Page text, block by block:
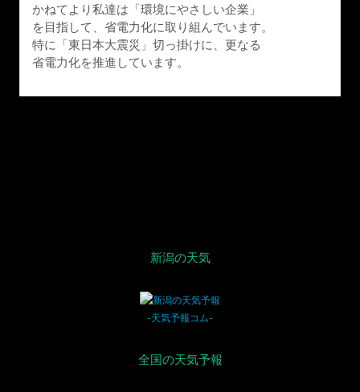
かねてより私達は「環境にやさしい企業」
を目指して、省電力化に取り組んでいます。
特に「東日本大震災」切っ掛けに、更なる
省電力化を推進しています。
新潟の天気
-天気予報コム-
全国の天気予報